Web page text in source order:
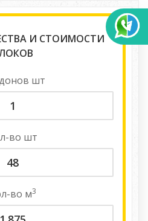
И СТОИМОСТИ
шт
во шт
во м3